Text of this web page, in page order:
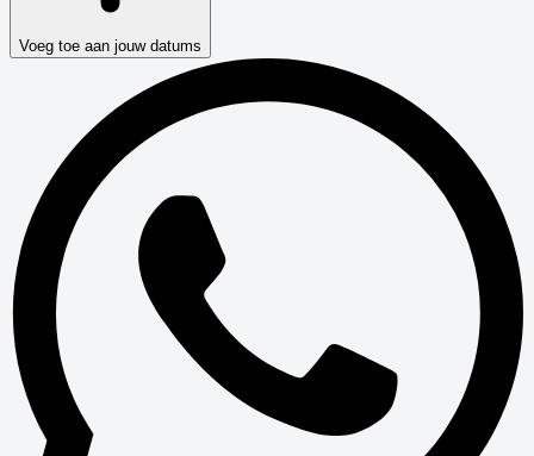
Voeg toe aan jouw datums